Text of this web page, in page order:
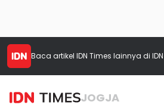
Baca artikel IDN Times lainnya di
JOGJA